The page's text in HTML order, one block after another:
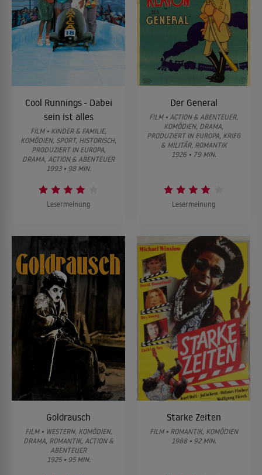
Cool Runnings - Dabei
sein ist alles
FILM • KINDER & FAMILIE,
KOMÖDIEN, SPORT, HISTORISCH,
PRODUZIERT IN EUROPA,
DRAMA, ACTION & ABENTEUER
1993 • 98 MIN.
Lesermeinung
Der General
FILM • ACTION & ABENTEUER,
KOMÖDIEN, DRAMA,
PRODUZIERT IN EUROPA, KRIEG
& MILITÄR, ROMANTIK
1926 • 79 MIN.
Lesermeinung
Goldrausch
FILM • WESTERN, KOMÖDIEN,
DRAMA, ROMANTIK, ACTION &
ABENTEUER
1925 • 95 MIN.
Starke Zeiten
FILM • ROMANTIK, KOMÖDIEN
1988 • 92 MIN.